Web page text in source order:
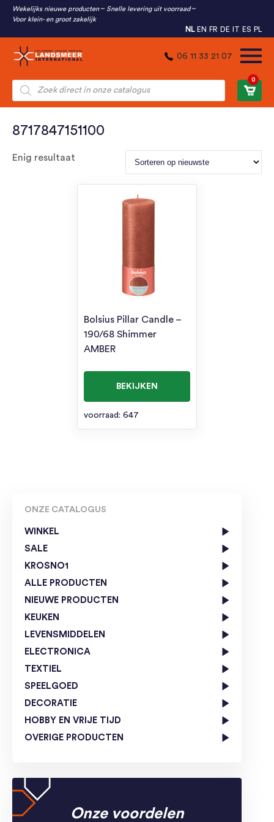
Wekelijks nieuwe producten
Snelle levering uit voorraad
Voor klein- en groot zakelijk
NL EN FR DE IT ES PL
06 11 33 21 07
Producten
zoeken
0
ONZE CATALOGUS
WINKEL
SALE
KROSNO1
ALLE PRODUCTEN
NIEUWE PRODUCTEN
KEUKEN
LEVENSMIDDELEN
ELECTRONICA
TEXTIEL
SPEELGOED
DECORATIE
HOBBY EN VRIJE TIJD
OVERIGE PRODUCTEN
Onze voordelen
8717847151100
Enig resultaat
Bolsius Pillar Candle –
190/68 Shimmer
AMBER
BEKIJKEN
voorraad: 647